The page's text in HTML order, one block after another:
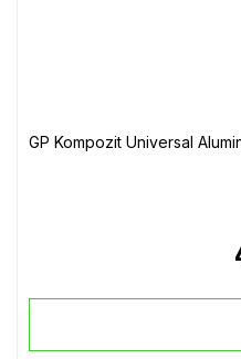
GP Kompozit Universal